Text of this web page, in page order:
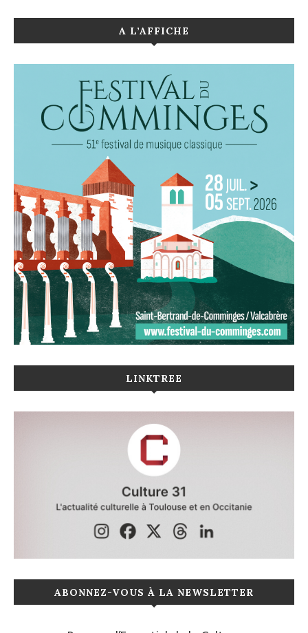
A L’AFFICHE
LINKTREE
ABONNEZ-VOUS À LA NEWSLETTER